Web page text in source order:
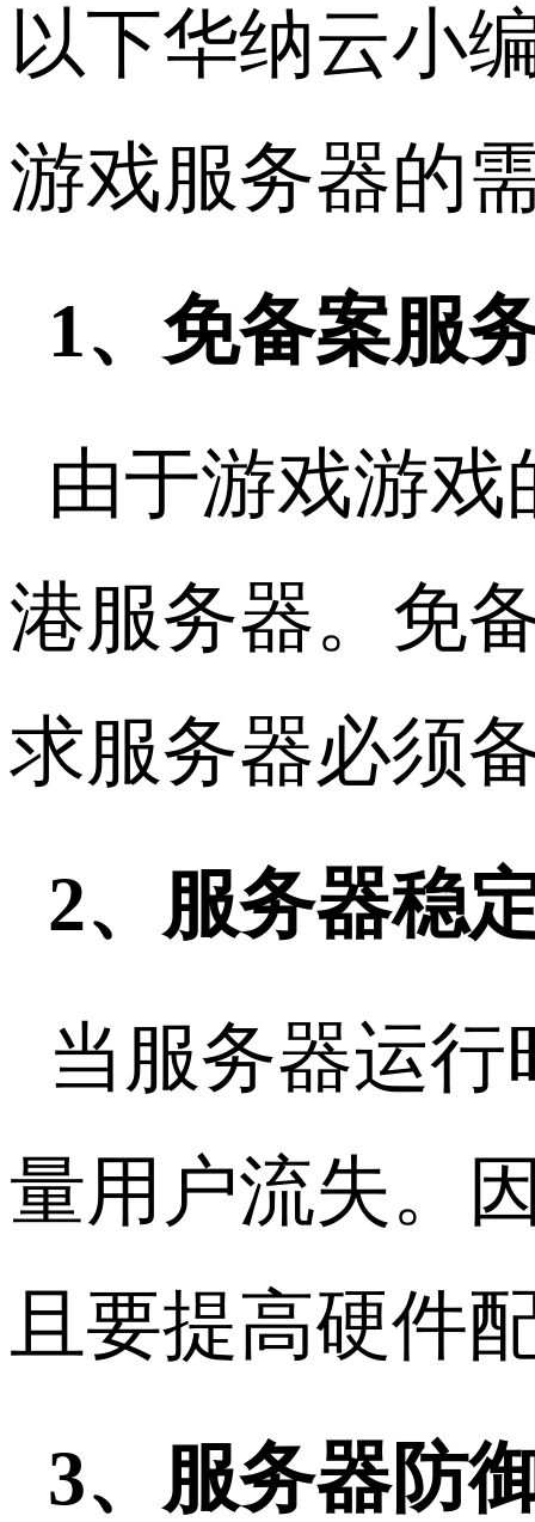
以下华纳云小
游戏服务器的
1、免备案服
由于游戏游
港服务器。免
求服务器必须
2、服务器稳
当服务器运
量用户流失。
且要提高硬件
3、服务器防